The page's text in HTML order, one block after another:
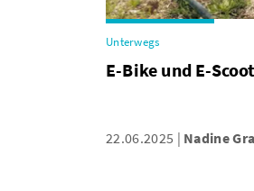
Unterwegs
E-Bike und E-
22.06.2025 Nadine